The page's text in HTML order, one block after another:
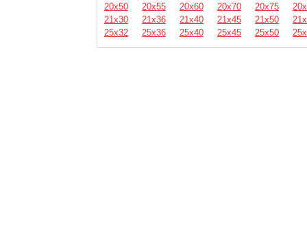
20х50
20х55 20х60 20х70 20х75
21х30
21х36 21х40 21х45 21х50
25х32
25х36 25х40 25х45 25х50